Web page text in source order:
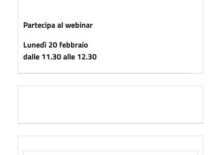
Partecipa al webinar
Lunedì 20 febbraio
dalle 11.30 alle 12.30